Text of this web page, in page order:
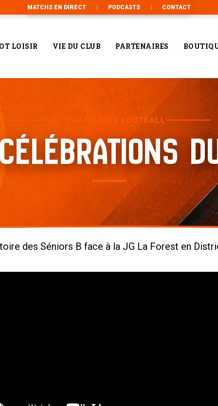
MATCHS EN DIRECT PODCASTS CONTACT
LOISIR VIE DU CLUB PARTENAIRES
AL COATAUDON FOOTBALL
des Séniors B face à la JG La Forest en